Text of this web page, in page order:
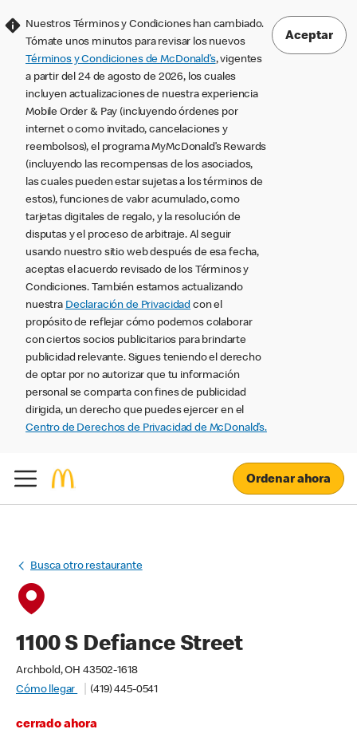
Nuestros Términos y Condiciones han cambiado.
Tómate unos minutos para revisar los nuevos
Términos y Condiciones de McDonald’s, vigentes
a partir del 24 de agosto de 2026, los cuales
incluyen actualizaciones de nuestra experiencia
Mobile Order & Pay (incluyendo órdenes por
internet o como invitado, cancelaciones y
reembolsos), el programa MyMcDonald’s Rewards
(incluyendo las recompensas de los asociados,
las cuales pueden estar sujetas a los términos de
estos), funciones de valor acumulado, como
tarjetas digitales de regalo, y la resolución de
disputas y el proceso de arbitraje. Al seguir
usando nuestro sitio web después de esa fecha,
aceptas el acuerdo revisado de los Términos y
Condiciones. También estamos actualizando
nuestra Declaración de Privacidad con el
propósito de reflejar cómo podemos colaborar
con ciertos socios publicitarios para brindarte
publicidad relevante. Sigues teniendo el derecho
de optar por no autorizar que tu información
personal se comparta con fines de publicidad
dirigida, un derecho que puedes ejercer en el
Centro de Derechos de Privacidad de McDonald’s.
Aceptar
Ordenar ahora
Busca otro restaurante
1100 S Defiance Street
Archbold, OH 43502-1618
Cómo llegar
(419) 445-0541
cerrado ahora